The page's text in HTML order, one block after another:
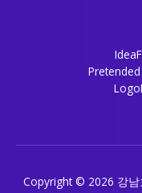
Copyright © 2026 강